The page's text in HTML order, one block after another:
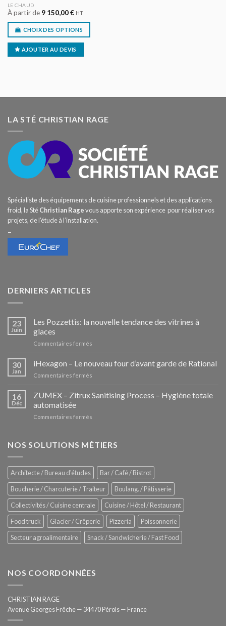
LE CHAUD
À partir de 9 150,00€ HT
CHOIX DES OPTIONS
AJOUTER AU DEVIS
LA STÉ CHRISTIAN RAGE
Spécialiste des équipements de cuisine professionnels et des applications
froid, la StéChristian Ragevous apporte son expérience pour réaliser vos
projets, de l’étude à l’installation.
–
DERNIERS ARTICLES
23
Juin
Les Pozzettis: la nouvelle tendance des vitrines à
glaces
Commentaires fermés
Pozzettis:
la
des
30
Jan
iHexagon – Le nouveau four d’avant garde de Rational
Commentaires fermés
–
Le
de
16
Déc
ZUMEX – Zitrux Sanitising Process – Hygiène totale
automatisée
Commentaires fermés
Zitrux
–
Hygiène
totale
automatisée
NOS SOLUTIONS MÉTIERS
Architecte / Bureau d'études
Bar / Café / Bistrot
Boucherie / Charcuterie / Traiteur
Boulang. / Pâtisserie
Collectivités / Cuisine centrale
Cuisine / Hôtel / Restaurant
Food truck
Glacier / Crêperie Pizzeria
Poissonnerie
Secteur agroalimentaire
Snack / Sandwicherie / Fast Food
NOS COORDONNÉES
CHRISTIAN RAGE
Avenue Georges Frêche — 34470 Pérols — France